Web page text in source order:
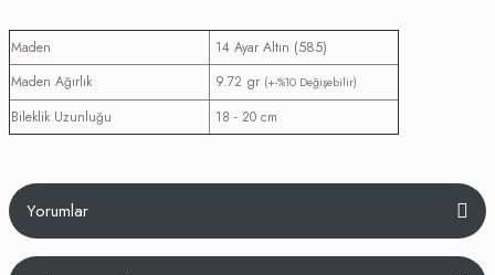
Maden 14 Ayar Altın (585)
Maden Ağırlık 9.72 gr (+-%10 Değişebilir)
Bileklik Uzunluğu 18 - 20 cm
Yorumlar